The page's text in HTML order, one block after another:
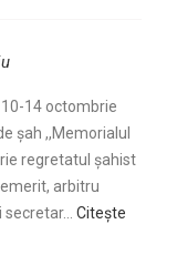
14 octombrie
șah ,,Memorialul
regretatul șahist
arbitru
Citește